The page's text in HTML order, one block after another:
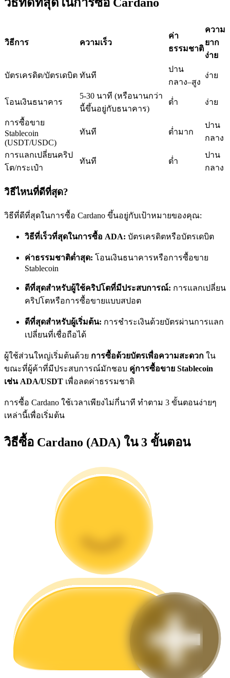
คัดลอกการซื้อขาย
เป็นเทรดเดอร์คัดลอก
เพลิดเพลินกับการแบ่งปันผลกำไรและค่าคอมมิชชั่นการคัด
ลอกการซื้อขาย
ข้อมูล
การวิเคราะห์ข้อมูลขนาดใหญ่ รวมถึงข้อมูลการค้า ฯลฯ
แนะนำ
กลยุทธ์การซื้อขาย
เรียนรู้วิธีการรักษาผลกำไร
ได้รับ
วิธีที่ดีที่สุดในการซื้อ Cardano
วิธีการ ความเร็ว
ค่า
ธรรมชาติ
ความ
ยาก
ง่าย
บัตรเครดิต/บัตรเดบิต ทันที
ปาน
กลาง–สูง
ง่าย
โอนเงินธนาคาร
5-30 นาที (หรือนานกว่า
นี้ขึ้นอยู่กับธนาคาร)
ต่ำ ง่าย
การซื้อขาย
Stablecoin
(USDT/USDC)
ทันที ต่ำมาก
ปาน
กลาง
การแลกเปลี่ยนคริป
โต/กระเป๋า
ทันที ต่ำ
ปาน
กลาง
วิธีไหนที่ดีที่สุด?
วิธีที่ดีที่สุดในการซื้อ Cardano ขึ้นอยู่กับเป้าหมายของคุณ:
วิธีที่เร็วที่สุดในการซื้อ ADA: บัตรเครดิตหรือบัตรเดบิต
ค่าธรรมชาติต่ำสุด: โอนเงินธนาคารหรือการซื้อขาย
Stablecoin
ดีที่สุดสำหรับผู้ใช้คริปโตที่มีประสบการณ์: การแลกเปลี่ยน
คริปโตหรือการซื้อขายแบบสปอต
ดีที่สุดสำหรับผู้เริ่มต้น: การชำระเงินด้วยบัตรผ่านการแลก
เปลี่ยนที่เชื่อถือได้
ผู้ใช้ส่วนใหญ่เริ่มต้นด้วย การซื้อด้วยบัตรเพื่อความสะดวก ใน
ขณะที่ผู้ค้าที่มีประสบการณ์มักชอบ คู่การซื้อขาย Stablecoin
เช่น ADA/USDT เพื่อลดค่าธรรมชาติ
การซื้อ Cardano ใช้เวลาเพียงไม่กี่นาที ทำตาม 3 ขั้นตอนง่ายๆ
เหล่านี้เพื่อเริ่มต้น
วิธีซื้อ Cardano (ADA) ใน 3 ขั้นตอน